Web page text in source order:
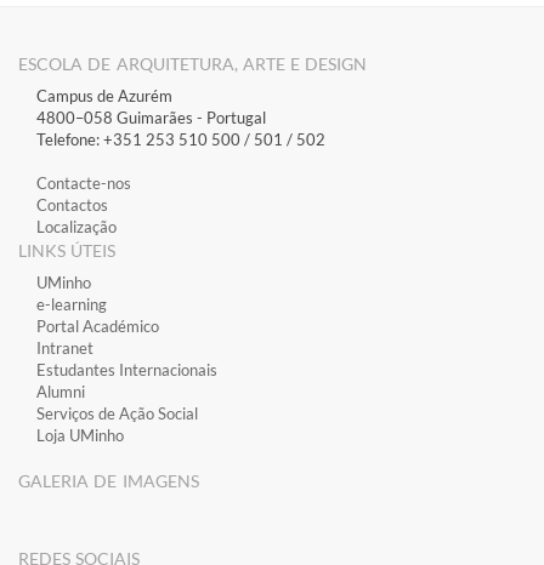
ESCOLA DE ARQUITETURA, ARTE E DESIGN
Campus de Azurém
4800–058 Guimarães​ - Portugal
Telefone: +351 253 510 500 / 501 / 502
Contacte-nos
Contactos
Localização
LINKS ÚTEIS
​UMinho
​e-learning
​Portal Académico
​Intranet
Estudantes Inter​​nacionais
Alumni
Serviços de Ação Social
Loja UMinho
GALERIA DE IMAGENS
​REDES SOCIAIS